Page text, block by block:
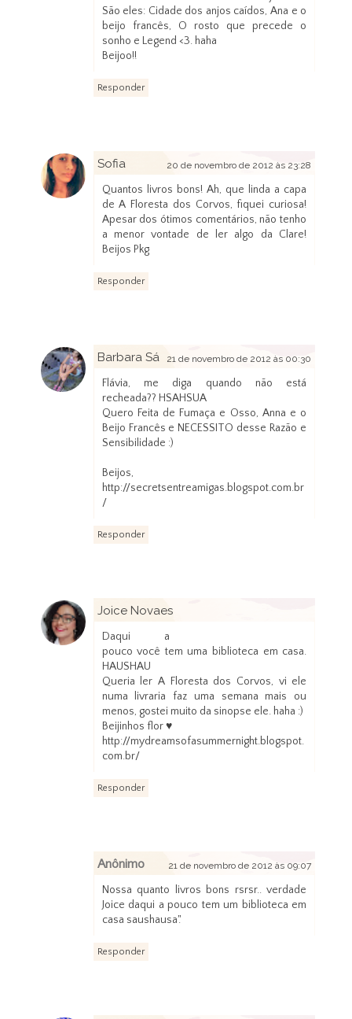
São eles: Cidade dos anjos caídos, Ana e o
beijo francês, O rosto que precede o
sonho e Legend <3. haha
Beijoo!!
Responder
Sofia 20 de novembro de 2012 às 23:28
Quantos livros bons! Ah, que linda a capa
de A Floresta dos Corvos, fiquei curiosa!
Apesar dos ótimos comentários, não tenho
a menor vontade de ler algo da Clare!
Beijos Pkg
Responder
Barbara Sá 21 de novembro de 2012 às 00:30
Flávia, me diga quando não está
recheada?? HSAHSUA
Quero Feita de Fumaça e Osso, Anna e o
Beijo Francês e NECESSITO desse Razão e
Sensibilidade :)
Beijos,
http://secretsentreamigas.blogspot.com.br
/
Responder
Joice Novaes
Daqui a
pouco você tem uma biblioteca em casa.
HAUSHAU
Queria ler A Floresta dos Corvos, vi ele
numa livraria faz uma semana mais ou
menos, gostei muito da sinopse ele. haha :)
Beijinhos flor ♥
http://mydreamsofasummernight.blogspot.
com.br/
Responder
Anônimo 21 de novembro de 2012 às 09:07
Nossa quanto livros bons rsrsr.. verdade
Joice daqui a pouco tem um biblioteca em
casa saushausa'.'
Responder